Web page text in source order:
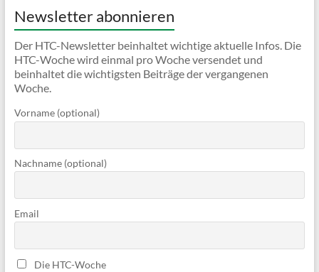
Newsletter abonnieren
Der HTC-Newsletter beinhaltet wichtige aktuelle Infos. Die
HTC-Woche wird einmal pro Woche versendet und
beinhaltet die wichtigsten Beiträge der vergangenen
Woche.
Vorname (optional)
Nachname (optional)
Email
Die HTC-Woche